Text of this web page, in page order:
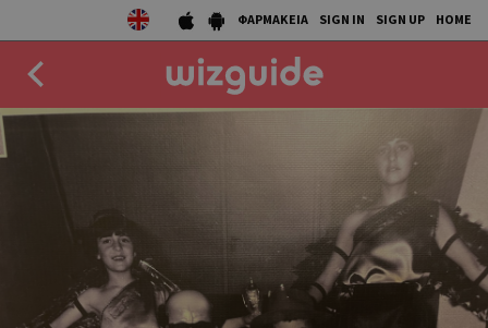
ΦΑΡΜΑΚΕΙΑ SIGN IN SIGN UP HOME
AGENDA